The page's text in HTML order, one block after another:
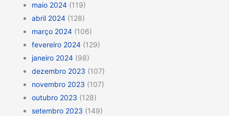
maio 2024 (119)
abril 2024 (128)
março 2024 (106)
fevereiro 2024 (129)
janeiro 2024 (98)
dezembro 2023 (107)
novembro 2023 (107)
outubro 2023 (128)
setembro 2023 (149)